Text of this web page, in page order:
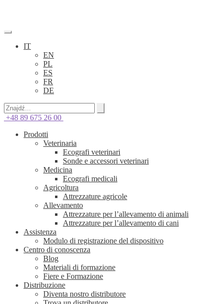
IT
EN
PL
ES
FR
DE
+48 89 675 26 00
Prodotti
Veterinaria
Ecografi veterinari
Sonde e accessori veterinari
Medicina
Ecografi medicali
Agricoltura
Attrezzature agricole
Allevamento
Attrezzature per l’allevamento di animali
Attrezzature per l’allevamento di cani
Assistenza
Modulo di registrazione del dispositivo
Centro di conoscenza
Blog
Materiali di formazione
Fiere e Formazione
Distribuzione
Diventa nostro distributore